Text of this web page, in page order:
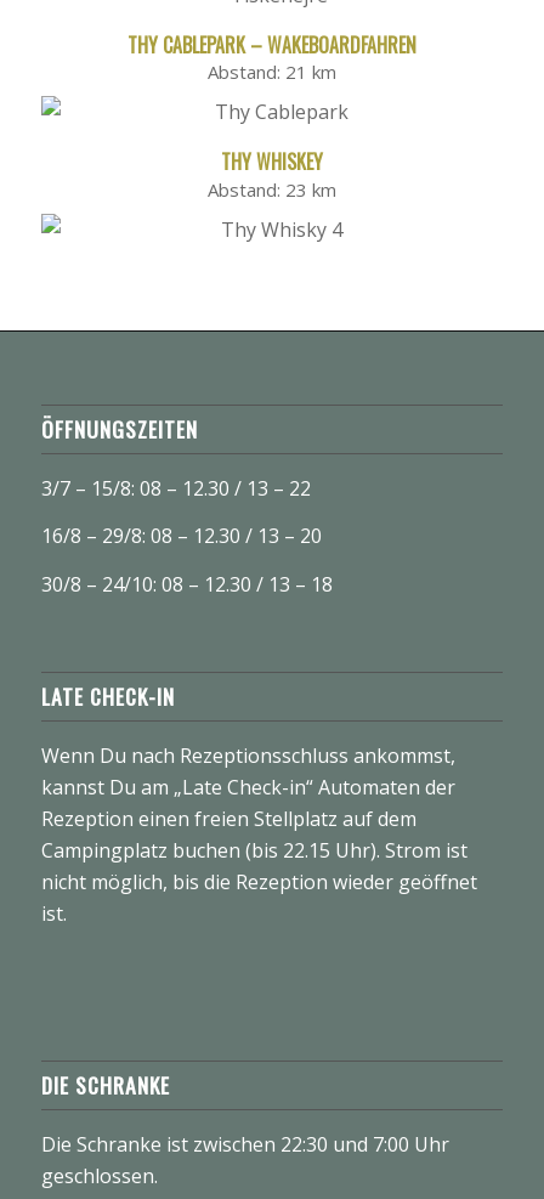
THY CABLEPARK – WAKEBOARDFAHREN
Abstand: 21 km
THY WHISKEY
Abstand: 23 km
ÖFFNUNGSZEITEN
3/7 – 15/8: 08 – 12.30 / 13 – 22
16/8 – 29/8: 08 – 12.30 / 13 – 20
30/8 – 24/10: 08 – 12.30 / 13 – 18
LATE CHECK-IN
Wenn Du nach Rezeptionsschluss ankommst,
kannst Du am „Late Check-in“ Automaten der
Rezeption einen freien Stellplatz auf dem
Campingplatz buchen (bis 22.15 Uhr). Strom ist
nicht möglich, bis die Rezeption wieder geöffnet
ist.
DIE SCHRANKE
Die Schranke ist zwischen 22:30 und 7:00 Uhr
geschlossen.